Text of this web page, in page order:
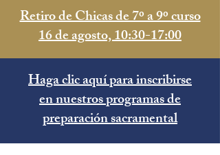
Retiro de Chicas de 7º a 9º curso
16 de agosto, 10:30-17:00
Haga clic aquí para inscribirse
en nuestros programas de
preparación sacramental